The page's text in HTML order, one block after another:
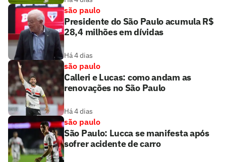
são paulo
Presidente do São Paulo acumula R$
28,4 milhões em dívidas
Há 4 dias
são paulo
Calleri e Lucas: como andam as
renovações no São Paulo
Há 4 dias
são paulo
São Paulo: Lucca se manifesta após
sofrer acidente de carro